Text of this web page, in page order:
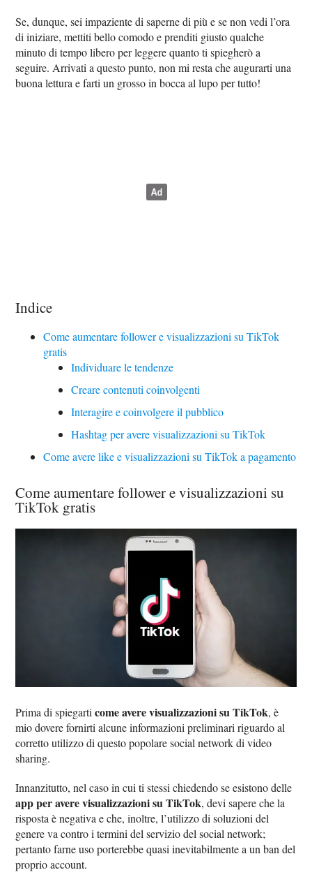
Se, dunque, sei impaziente di saperne di più e se non vedi l’ora
di iniziare, mettiti bello comodo e prenditi giusto qualche
minuto di tempo libero per leggere quanto ti spiegherò a
seguire. Arrivati a questo punto, non mi resta che augurarti una
buona lettura e farti un grosso in bocca al lupo per tutto!
Indice
Come aumentare follower e visualizzazioni su TikTok
gratis
Individuare le tendenze
Creare contenuti coinvolgenti
Interagire e coinvolgere il pubblico
Hashtag per avere visualizzazioni su TikTok
Come avere like e visualizzazioni su TikTok a pagamento
Come aumentare follower e visualizzazioni su
TikTok gratis
Prima di spiegarticome avere visualizzazioni su TikTok, è
mio dovere fornirti alcune informazioni preliminari riguardo al
corretto utilizzo di questo popolare social network di video
sharing.
Innanzitutto, nel caso in cui ti stessi chiedendo se esistono delle
app per avere visualizzazioni su TikTok, devi sapere che la
risposta è negativa e che, inoltre, l’utilizzo di soluzioni del
genere va contro i termini del servizio del social network;
pertanto farne uso porterebbe quasi inevitabilmente a un ban del
proprio account.